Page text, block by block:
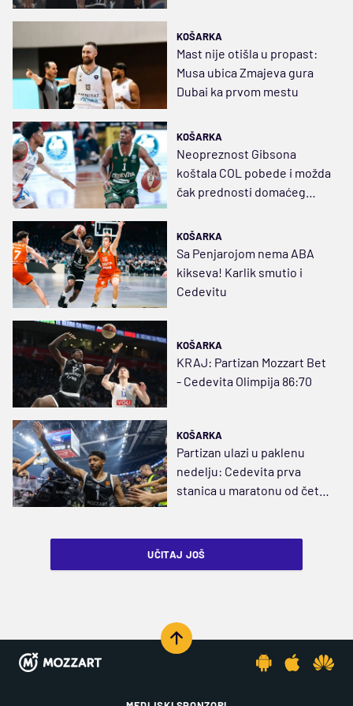
KOŠARKA
Mast nije otišla u propast:
Musa ubica Zmajeva gura
Dubai ka prvom mestu
KOŠARKA
Neopreznost Gibsona
koštala COL pobede i možda
čak prednosti domaćeg
KOŠARKA
Sa Penjarojom nema ABA
kikseva! Karlik smutio i
Cedevitu
KOŠARKA
KRAJ: Partizan Mozzart Bet
- Cedevita Olimpija 86:70
KOŠARKA
Partizan ulazi u paklenu
nedelju: Cedevita prva
stanica u maratonu od četiri
UČITAJ JOŠ